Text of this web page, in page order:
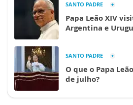
SANTO PADRE
Papa Leão XIV
Argentina e
SANTO PADRE
O que o Papa
de julho?